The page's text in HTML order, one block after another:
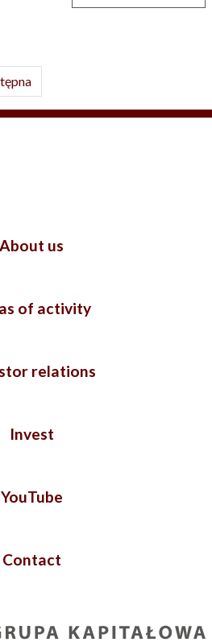
About us
of activity
relations
Invest
YouTube
Contact